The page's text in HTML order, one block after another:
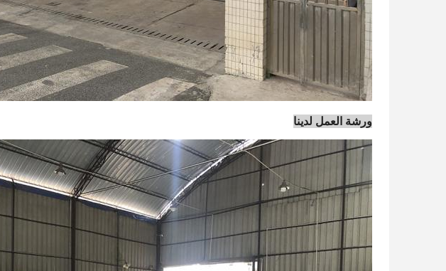
ورشة العمل لدينا